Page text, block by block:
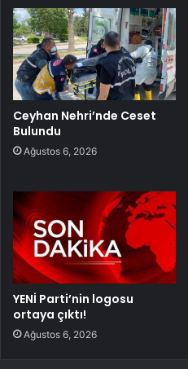
Ceyhan Nehri’nde Ceset
Bulundu
Ağustos 6, 2026
YENİ Parti’nin logosu
ortaya çıktı!
Ağustos 6, 2026